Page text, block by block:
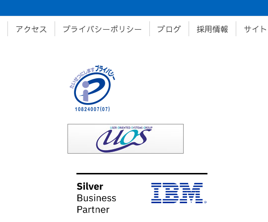
アクセス プライバシーポリシー ブログ 採用情報 サイ